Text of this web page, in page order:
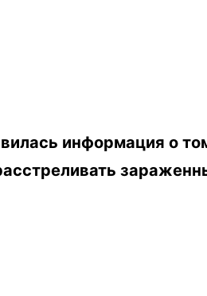
информация о